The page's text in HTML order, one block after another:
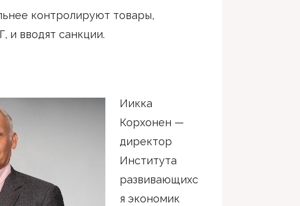
контролируют товары,
и вводят санкции.
Иикка
Корхонен —
директор
Института
развивающихс
я экономик